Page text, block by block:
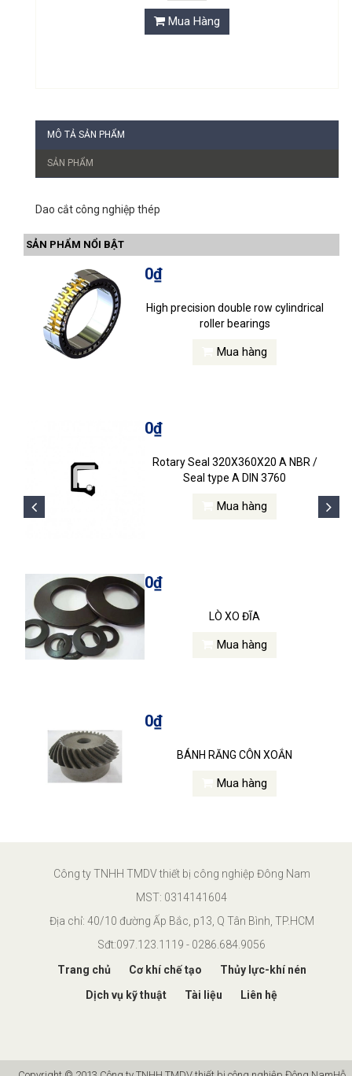
Mua Hàng
MÔ TẢ SẢN PHẨM
SẢN PHẨM
Dao cắt công nghiệp thép
SẢN PHẨM NỔI BẬT
0₫
High precision double row cylindrical
roller bearings
Mua hàng
0₫
Rotary Seal 320X360X20 A NBR /
Seal type A DIN 3760
Mua hàng
0₫
LÒ XO ĐĨA
Mua hàng
0₫
BÁNH RĂNG CÔN XOẮN
Mua hàng
Công ty TNHH TMDV thiết bị công nghiệp Đông Nam
MST: 0314141604
Địa chỉ: 40/10 đường Ấp Bắc, p13, Q Tân Bình, TP.HCM
Sđt:097.123.1119 - 0286.684.9056
Trang chủ
Cơ khí chế tạo
Thủy lực-khí nén
Dịch vụ kỹ thuật
Tài liệu Liên hệ